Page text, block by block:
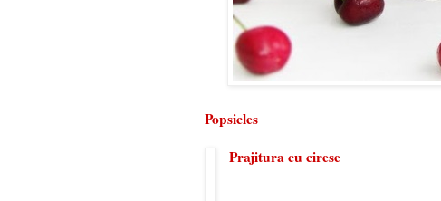
Popsicles
Prajitura cu cirese